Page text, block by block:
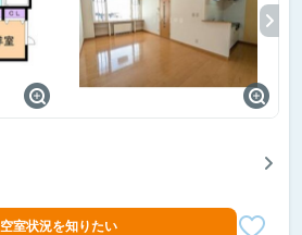
空室状況を知りたい